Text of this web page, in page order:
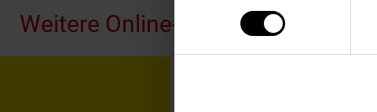
Weitere Online-Angebote